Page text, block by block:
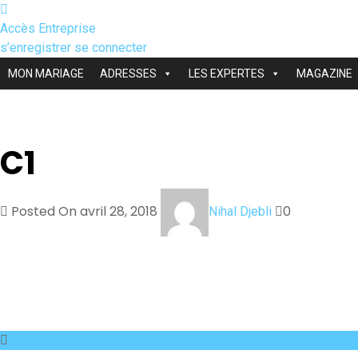
Accès Entreprise
s’enregistrer se connecter
MON MARIAGE ADRESSES LES EXPERTES MAGAZINE
C1
Posted On avril 28, 2018 Nihal Djebli 0